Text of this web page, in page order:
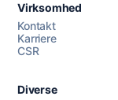
AI Campaign
Virksomhed
Kontakt
Karriere
CSR
Diverse